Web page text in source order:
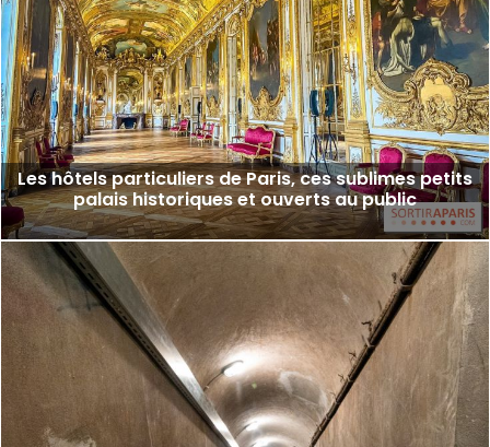
Les hôtels particuliers de Paris, ces sublimes petits
palais historiques et ouverts au public